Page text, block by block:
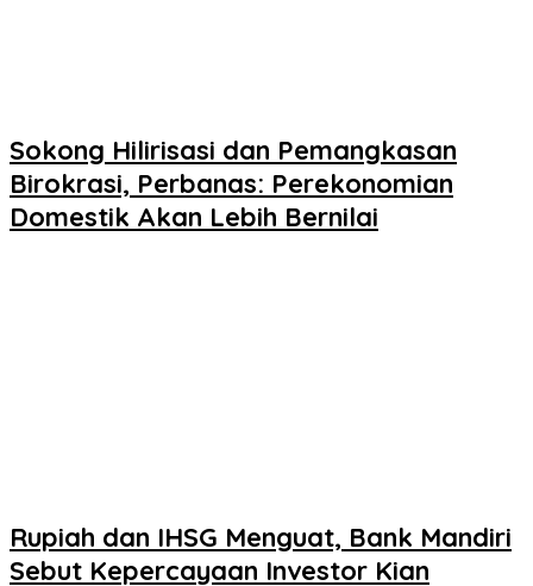
Sokong Hilirisasi dan Pemangkasan
Birokrasi, Perbanas: Perekonomian
Domestik Akan Lebih Bernilai
Rupiah dan IHSG Menguat, Bank Mandiri
Sebut Kepercayaan Investor Kian